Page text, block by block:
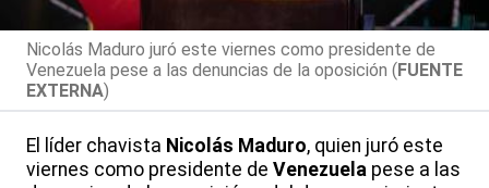
Nicolás Maduro juró este viernes como presidente de
Venezuela pese a las denuncias de la oposición (FUENTE
EXTERNA)
El líder chavista Nicolás Maduro, quien juró este
viernes como presidente de Venezuela pese a las